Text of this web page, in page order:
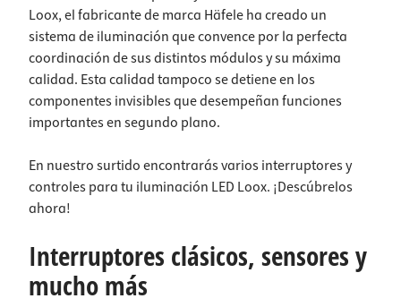
Loox, el fabricante de marca Häfele ha creado un
sistema de iluminación que convence por la perfecta
coordinación de sus distintos módulos y su máxima
calidad. Esta calidad tampoco se detiene en los
componentes invisibles que desempeñan funciones
importantes en segundo plano.
En nuestro surtido encontrarás varios interruptores y
controles para tu iluminación LED Loox. ¡Descúbrelos
ahora!
Interruptores clásicos, sensores y
mucho más